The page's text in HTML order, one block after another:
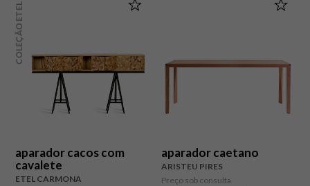
COLEÇÃO ETEL
aparador cacos com
cavalete
ETEL CARMONA
aparador caetano
ARISTEU PIRES
Preço sob consulta